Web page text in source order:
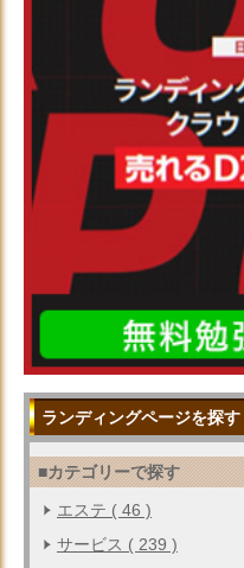
ランディングページを探す
■カテゴリーで探す
エステ ( 46 )
サービス ( 239 )